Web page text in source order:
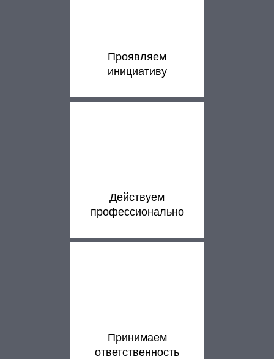
Проявляем
инициативу
Действуем
профессионально
Принимаем
ответственность